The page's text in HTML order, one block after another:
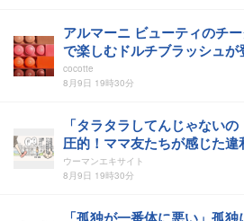
アルマーニ ビューティのチ
で楽しむドルチブラッシュが
cocotte
8月9日 19時30分
「タラタラしてんじゃない
圧的！ママ友たちが感じた
ウーマンエキサイト
8月9日 19時30分